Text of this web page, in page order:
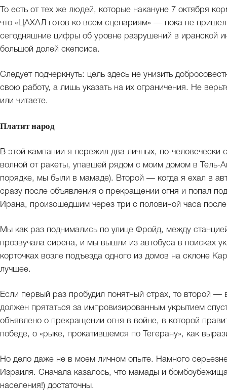
То есть от тех же людей, которые накануне 7 октября
что «ЦАХАЛ готов ко всем сценариям» — пока не
сегодняшние цифры об уровне разрушений в иранской
большой долей скепсиса.
Следует подчеркнуть: цель здесь не унизить
свою работу, а лишь указать на их ограничения. Не
или читаете.
Платит народ
В этой кампании я пережил два личных, по-
волной от ракеты, упавшей рядом с моим домом в Тель-
порядке, мы были в мамаде). Второй — когда я ехал в
сразу после объявления о прекращении огня и попал
Ирана, произошедшим через три с половиной часа
Мы как раз поднимались по улице Фройд, между
прозвучала сирена, и мы вышли из автобуса в поисках
корточках возле подъезда одного из домов на склоне
лучшее.
Если первый раз пробудил понятный страх, то второй
должен прятаться за импровизированным укрытием
объявлено о прекращении огня в войне, в которой
победе, о «рыке, прокатившемся по Тегерану», как
Но дело даже не в моем личном опыте. Намного
Израиля. Сначала казалось, что мамады и
населения!) достаточны.